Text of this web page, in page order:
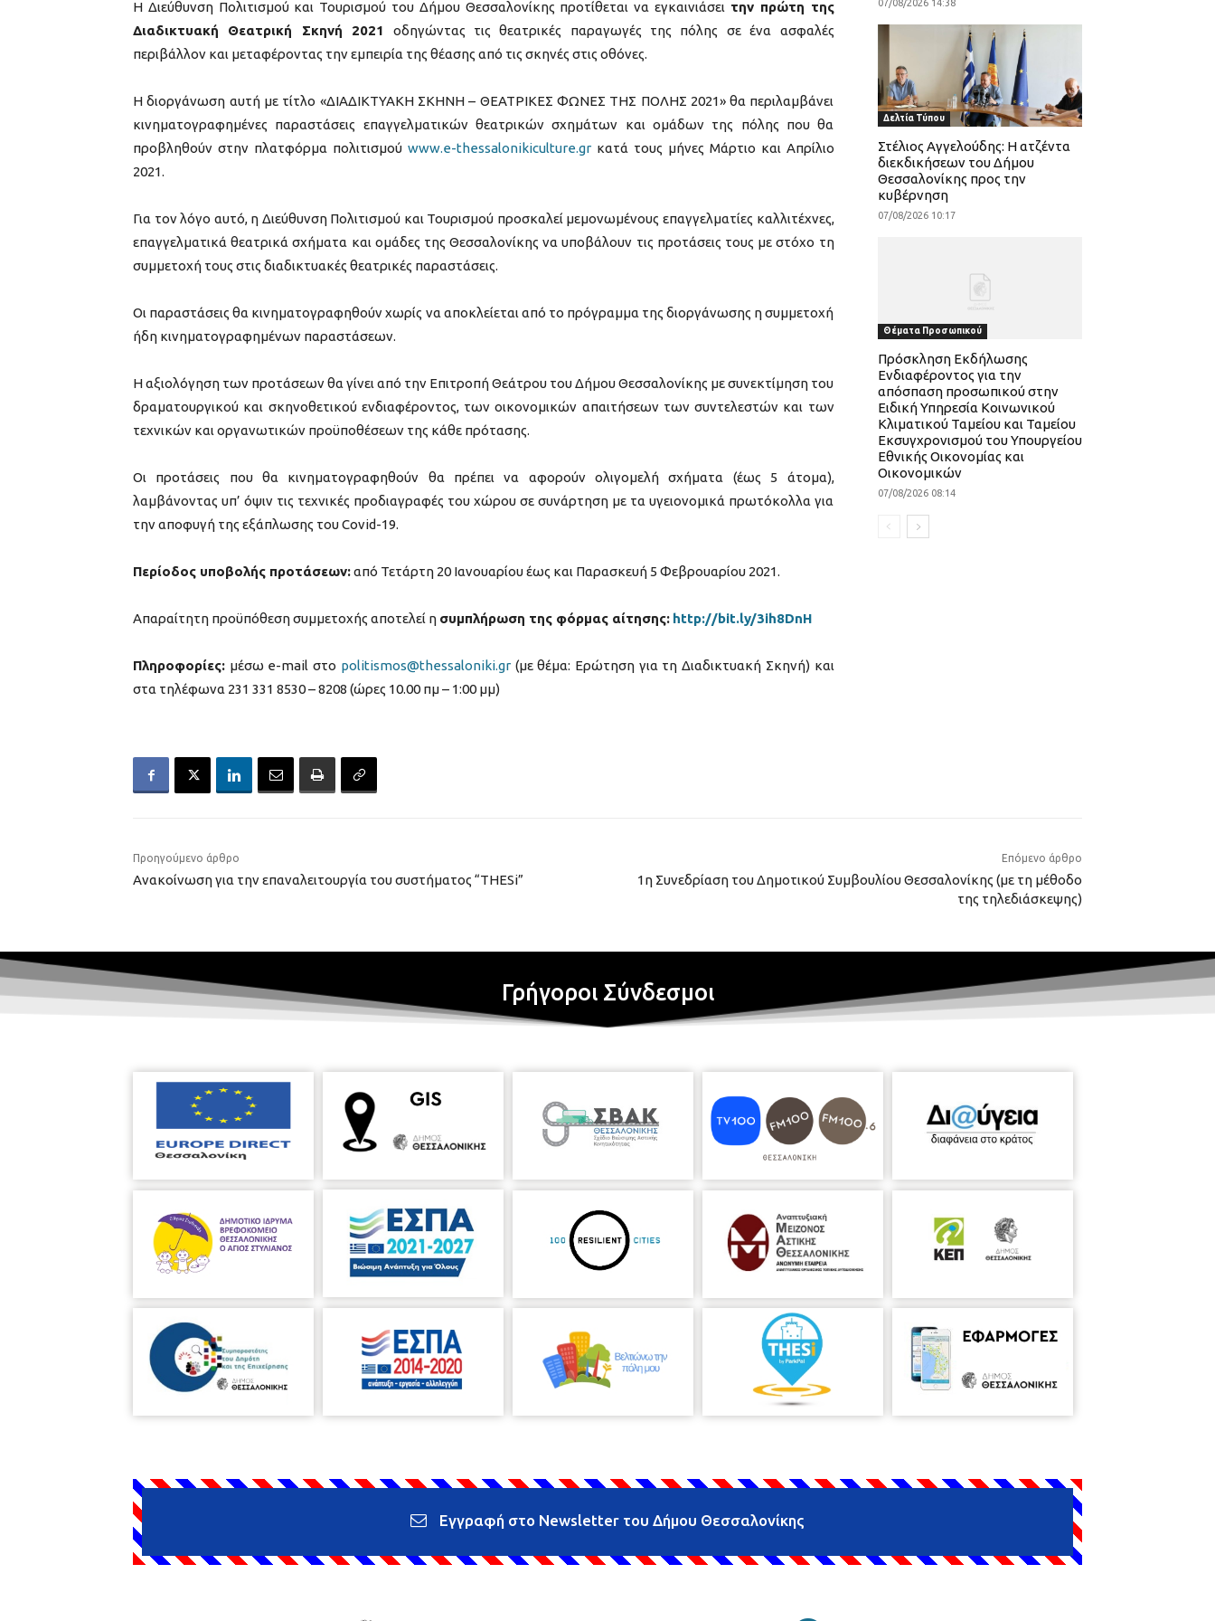
Η Διεύθυνση Πολιτισμού και Τουρισμού του Δήμου Θεσσαλονίκης προτίθεται να εγκαινιάσει την πρώτη της
Διαδικτυακή Θεατρική Σκηνή 2021
οδηγώντας τις θεατρικές παραγωγές της πόλης σε ένα ασφαλές
περιβάλλον και μεταφέροντας την εμπειρία της θέασης από τις σκηνές στις οθόνες.
Η διοργάνωση αυτή με τίτλο «ΔΙΑΔΙΚΤΥΑΚΗ ΣΚΗΝΗ – ΘΕΑΤΡΙΚΕΣ ΦΩΝΕΣ ΤΗΣ ΠΟΛΗΣ 2021» θα περιλαμβάνει
κινηματογραφημένες παραστάσεις επαγγελματικών θεατρικών σχημάτων και ομάδων της πόλης που θα
προβληθούν στην πλατφόρμα πολιτισμού www.e-thessalonikiculture.grκατά τους μήνες Μάρτιο και Απρίλιο
2021.
Για τον λόγο αυτό, η Διεύθυνση Πολιτισμού και Τουρισμού προσκαλεί μεμονωμένους επαγγελματίες καλλιτέχνες,
επαγγελματικά θεατρικά σχήματα και ομάδες της Θεσσαλονίκης να υποβάλουν τις προτάσεις τους με στόχο τη
συμμετοχή τους στις διαδικτυακές θεατρικές παραστάσεις.
Οι παραστάσεις θα κινηματογραφηθούν χωρίς να αποκλείεται από το πρόγραμμα της διοργάνωσης η συμμετοχή
ήδη κινηματογραφημένων παραστάσεων.
Η αξιολόγηση των προτάσεων θα γίνει από την Επιτροπή Θεάτρου του Δήμου Θεσσαλονίκης με συνεκτίμηση του
δραματουργικού και σκηνοθετικού ενδιαφέροντος, των οικονομικών απαιτήσεων των συντελεστών και των
τεχνικών και οργανωτικών προϋποθέσεων της κάθε πρότασης.
Οι προτάσεις που θα κινηματογραφηθούν θα πρέπει να αφορούν ολιγομελή σχήματα (έως 5 άτομα),
λαμβάνοντας υπ’ όψιν τις τεχνικές προδιαγραφές του χώρου σε συνάρτηση με τα υγειονομικά πρωτόκολλα για
την αποφυγή της εξάπλωσης του Covid-19.
Περίοδος υποβολής προτάσεων:από Τετάρτη 20 Ιανουαρίου έως και Παρασκευή 5 Φεβρουαρίου 2021.
Απαραίτητη προϋπόθεση συμμετοχής αποτελεί η συμπλήρωση της φόρμας αίτησης: http://bit.ly/3ih8DnH
Πληροφορίες: μέσω e-mail στο politismos@thessaloniki.gr(με θέμα: Ερώτηση για τη Διαδικτυακή Σκηνή) και
στα τηλέφωνα 231 331 8530 – 8208 (ώρες 10.00 πμ – 1:00 μμ)
07/08/2026 14:38
Δελτία Τύπου
Στέλιος Αγγελούδης: Η ατζέντα
διεκδικήσεων του Δήμου
Θεσσαλονίκης προς την
κυβέρνηση
07/08/2026 10:17
Θέματα Προσωπικού
Πρόσκληση Εκδήλωσης
Ενδιαφέροντος για την
απόσπαση προσωπικού στην
Ειδική Υπηρεσία Κοινωνικού
Κλιματικού Ταμείου και Ταμείου
Εκσυγχρονισμού του Υπουργείου
Εθνικής Οικονομίας και
Οικονομικών
07/08/2026 08:14
Προηγούμενο άρθρο
Ανακοίνωση για την επαναλειτουργία του συστήματος “THESi”
Επόμενο άρθρο
1η Συνεδρίαση του Δημοτικού Συμβουλίου Θεσσαλονίκης (με τη μέθοδο
της τηλεδιάσκεψης)
Γρήγοροι Σύνδεσμοι
Εγγραφή στο Newsletter του Δήμου Θεσσαλονίκης